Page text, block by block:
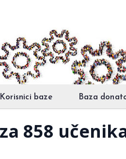
Korisnici baze Baza
858